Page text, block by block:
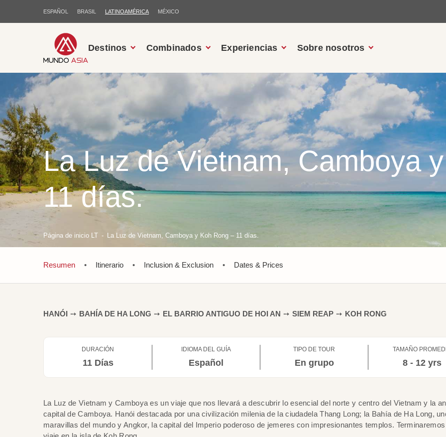
ESPAÑOL BRASIL LATINOAMÉRICA MÉXICO
Destinos Combinados Experiencias Sobre nosotros
La Luz de Vietnam, Camboya
11 días.
Página de inicio LT La Luz de Vietnam, Camboya y Koh Rong – 11 días.
Resumen • Itinerario • Inclusion & Exclusion • Dates & Prices
HANÓI ➙ BAHÍA DE HA LONG ➙ EL BARRIO ANTIGUO DE HOI AN ➙ SIEM REAP ➙ KOH RONG
DURACIÓN
11 Días
IDIOMA DEL GUÍA
Español
TIPO DE TOUR
En grupo
TAMAÑO
8 - 12 yrs
La Luz de Vietnam y Camboya es un viaje que nos llevará a descubrir lo esencial del norte y centro del Vietnam y la
capital de Camboya. Hanói destacada por una civilización milenia de la ciudadela Thang Long; la Bahía de Ha Long,
maravillas del mundo y Angkor, la capital del Imperio poderoso de jemeres con impresionantes templos.